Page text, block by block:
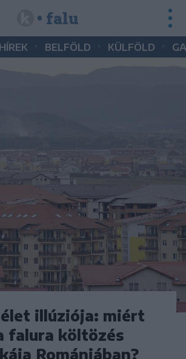
• falu
BELFÖLD KÜLFÖLD
illúziója: miért
falura költözés
Romániában?